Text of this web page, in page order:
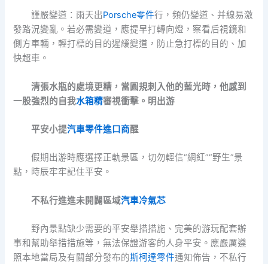
謹嚴變道：雨天出Porsche零件行，頻仍變道、并線易激
發路況變亂。若必需變道，應提早打轉向燈，察看后視鏡和
側方車輛，輕打標的目的遲緩變道，防止急打標的目的、加
快超車。
清張水瓶的處境更糟，當圓規刺入他的藍光時，他感到
一股強烈的自我水箱精審視衝擊。明出游
平安小提汽車零件進口商醒
假期出游時應選擇正軌景區，切勿輕信“網紅”“野生”景
點，時辰牢牢記住平安。
不私行進進未開闢區域汽車冷氣芯
野內景點缺少需要的平安舉措措施、完美的游玩配套辦
事和幫助舉措措施等，無法保證游客的人身平安。應嚴厲遵
照本地當局及有關部分發布的斯柯達零件通知佈告，不私行